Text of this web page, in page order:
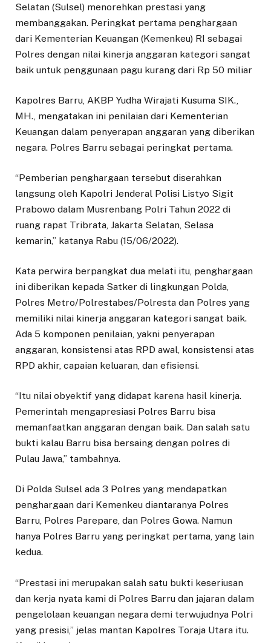
Selatan (Sulsel) menorehkan prestasi yang
membanggakan. Peringkat pertama penghargaan
dari Kementerian Keuangan (Kemenkeu) RI sebagai
Polres dengan nilai kinerja anggaran kategori sangat
baik untuk penggunaan pagu kurang dari Rp 50 miliar
Kapolres Barru, AKBP Yudha Wirajati Kusuma SIK.,
MH., mengatakan ini penilaian dari Kementerian
Keuangan dalam penyerapan anggaran yang diberikan
negara. Polres Barru sebagai peringkat pertama.
“Pemberian penghargaan tersebut diserahkan
langsung oleh Kapolri Jenderal Polisi Listyo Sigit
Prabowo dalam Musrenbang Polri Tahun 2022 di
ruang rapat Tribrata, Jakarta Selatan, Selasa
kemarin,” katanya Rabu (15/06/2022).
Kata perwira berpangkat dua melati itu, penghargaan
ini diberikan kepada Satker di lingkungan Polda,
Polres Metro/Polrestabes/Polresta dan Polres yang
memiliki nilai kinerja anggaran kategori sangat baik.
Ada 5 komponen penilaian, yakni penyerapan
anggaran, konsistensi atas RPD awal, konsistensi atas
RPD akhir, capaian keluaran, dan efisiensi.
“Itu nilai obyektif yang didapat karena hasil kinerja.
Pemerintah mengapresiasi Polres Barru bisa
memanfaatkan anggaran dengan baik. Dan salah satu
bukti kalau Barru bisa bersaing dengan polres di
Pulau Jawa,” tambahnya.
Di Polda Sulsel ada 3 Polres yang mendapatkan
penghargaan dari Kemenkeu diantaranya Polres
Barru, Polres Parepare, dan Polres Gowa. Namun
hanya Polres Barru yang peringkat pertama, yang lain
kedua.
“Prestasi ini merupakan salah satu bukti keseriusan
dan kerja nyata kami di Polres Barru dan jajaran dalam
pengelolaan keuangan negara demi terwujudnya Polri
yang presisi,” jelas mantan Kapolres Toraja Utara itu.